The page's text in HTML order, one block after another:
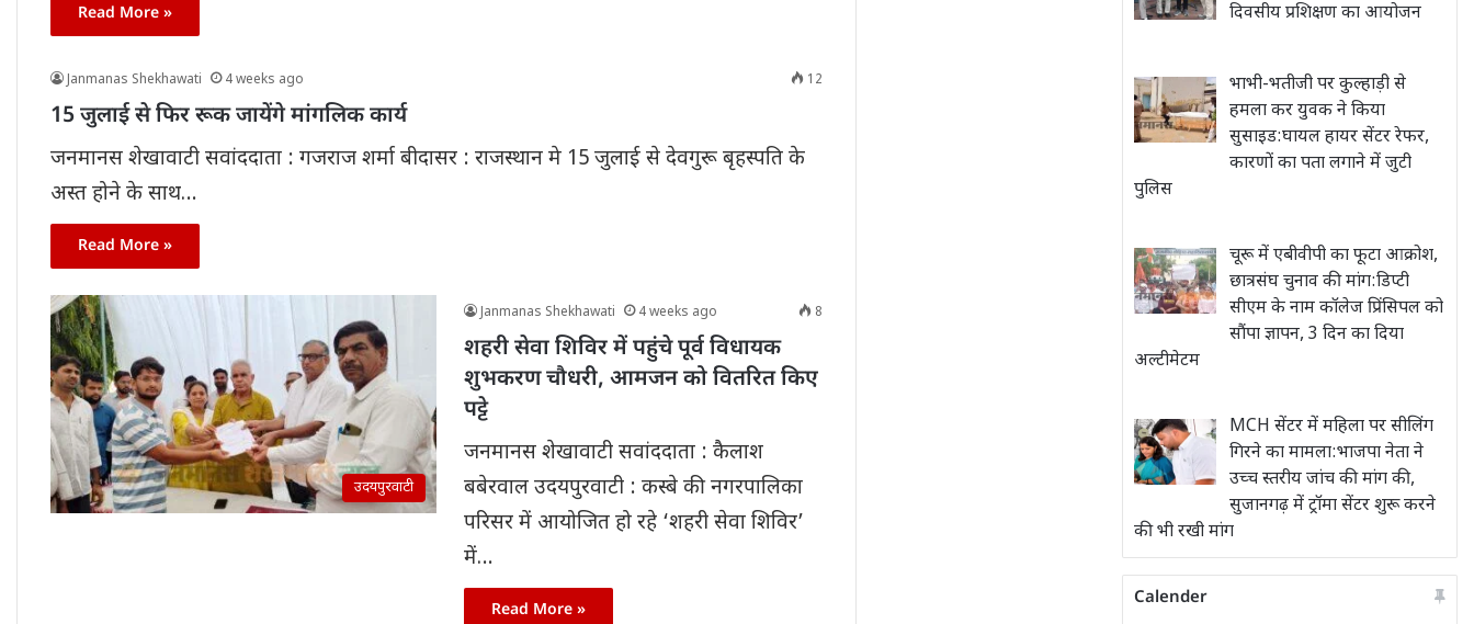
Read More »
Janmanas Shekhawati 4 weeks ago 12
15 जुलाई से फिर रूक जायेंगे मांगलिक कार्य
जनमानस शेखावाटी सवांददाता : गजराज शर्मा बीदासर : राजस्थान मे 15 जुलाई से देवगुरू बृहस्पति के
अस्त होने के साथ…
Read More »
उदयपुरवाटी
Janmanas Shekhawati 4 weeks ago 8
शहरी सेवा शिविर में पहुंचे पूर्व विधायक
शुभकरण चौधरी, आमजन को वितरित किए
पट्टे
जनमानस शेखावाटी सवांददाता : कैलाश
बबेरवाल उदयपुरवाटी : कस्बे की नगरपालिका
परिसर में आयोजित हो रहे ‘शहरी सेवा शिविर’
में…
Read More »
दिवसीय प्रशिक्षण का आयोजन
भाभी-भतीजी पर कुल्हाड़ी से
हमला कर युवक ने किया
सुसाइड:घायल हायर सेंटर रेफर,
कारणों का पता लगाने में जुटी
पुलिस
चूरू में एबीवीपी का फूटा आक्रोश,
छात्रसंघ चुनाव की मांग:डिप्टी
सीएम के नाम कॉलेज प्रिंसिपल को
सौंपा ज्ञापन, 3 दिन का दिया
अल्टीमेटम
MCH सेंटर में महिला पर सीलिंग
गिरने का मामला:भाजपा नेता ने
उच्च स्तरीय जांच की मांग की,
सुजानगढ़ में ट्रॉमा सेंटर शुरू करने
की भी रखी मांग
Calender